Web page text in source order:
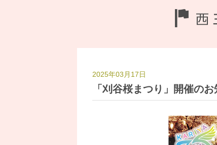
2025年03月17日
「刈谷桜まつり」開催の